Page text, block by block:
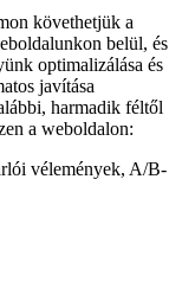
követhetjük a
belül, és
optimalizálása és
javítása
harmadik féltől
a weboldalon:
vélemények, A/B-